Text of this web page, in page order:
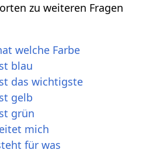
zu weiteren Fragen
welche Farbe
blau
das wichtigste
gelb
grün
mich
für was